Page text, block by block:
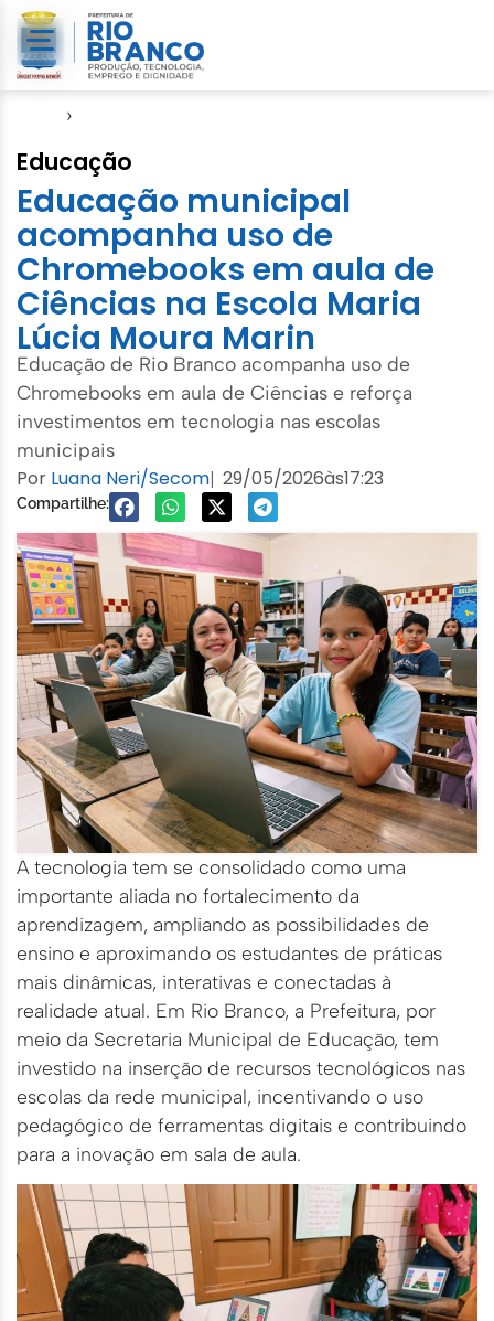
›
Educação
Educação municipal
acompanha uso de
Chromebooks em aula de
Ciências na Escola Maria
Lúcia Moura Marin
Educação de Rio Branco acompanha uso de
Chromebooks em aula de Ciências e reforça
investimentos em tecnologia nas escolas
municipais
Por Luana Neri/Secom| 29/05/2026às17:23
Compartilhe:
A tecnologia tem se consolidado como uma
importante aliada no fortalecimento da
aprendizagem, ampliando as possibilidades de
ensino e aproximando os estudantes de práticas
mais dinâmicas, interativas e conectadas à
realidade atual. Em Rio Branco, a Prefeitura, por
meio da Secretaria Municipal de Educação, tem
investido na inserção de recursos tecnológicos nas
escolas da rede municipal, incentivando o uso
pedagógico de ferramentas digitais e contribuindo
para a inovação em sala de aula.